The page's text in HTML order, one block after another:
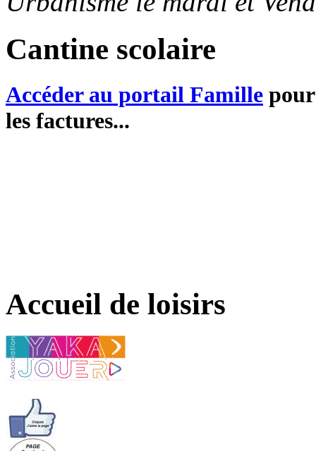
Cantine scolaire
Accéder au portail Famille
les factures...
Accueil de loisirs